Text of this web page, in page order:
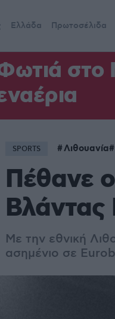
Ελλάδα Πρωτοσέλιδα
στο
SPORTS Λιθουανία
Πέθανε
Βλάντας
Με την εθνική
ασημένιο σε